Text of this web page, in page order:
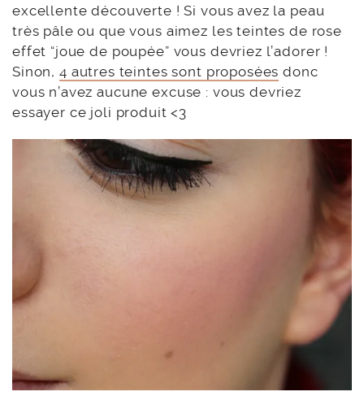
excellente découverte ! Si vous avez la peau
très pâle ou que vous aimez les teintes de rose
effet “joue de poupée” vous devriez l’adorer !
Sinon, 4 autres teintes sont proposées donc
vous n’avez aucune excuse : vous devriez
essayer ce joli produit <3